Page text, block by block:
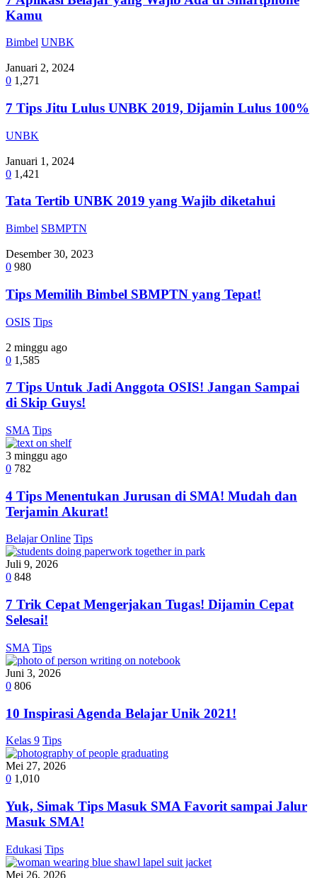
Kamu
Bimbel UNBK
Januari 2, 2024
0 1,271
7 Tips Jitu Lulus UNBK 2019, Dijamin Lulus 100%
UNBK
Januari 1, 2024
0 1,421
Tata Tertib UNBK 2019 yang Wajib diketahui
Bimbel SBMPTN
Desember 30, 2023
0 980
Tips Memilih Bimbel SBMPTN yang Tepat!
OSIS Tips
2 minggu ago
0 1,585
7 Tips Untuk Jadi Anggota OSIS! Jangan Sampai
di Skip Guys!
SMA Tips
3 minggu ago
0 782
4 Tips Menentukan Jurusan di SMA! Mudah dan
Terjamin Akurat!
Belajar Online Tips
Juli 9, 2026
0 848
7 Trik Cepat Mengerjakan Tugas! Dijamin Cepat
Selesai!
SMA Tips
Juni 3, 2026
0 806
10 Inspirasi Agenda Belajar Unik 2021!
Kelas 9 Tips
Mei 27, 2026
0 1,010
Yuk, Simak Tips Masuk SMA Favorit sampai Jalur
Masuk SMA!
Edukasi Tips
Mei 26, 2026